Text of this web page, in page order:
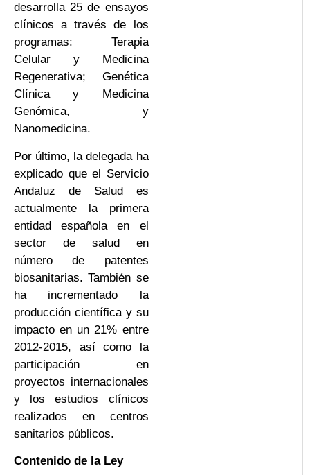
desarrolla 25 de ensayos
clínicos a través de los
programas: Terapia
Celular y Medicina
Regenerativa; Genética
Clínica y Medicina
Genómica, y
Nanomedicina.
Por último, la delegada ha
explicado que el Servicio
Andaluz de Salud es
actualmente la primera
entidad española en el
sector de salud en
número de patentes
biosanitarias. También se
ha incrementado la
producción científica y su
impacto en un 21% entre
2012-2015, así como la
participación en
proyectos internacionales
y los estudios clínicos
realizados en centros
sanitarios públicos.
Contenido de la Ley